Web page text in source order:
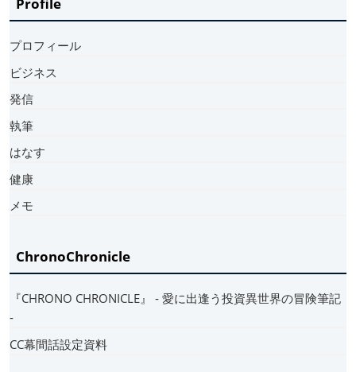
プロフィール
ビジネス
発信
執筆
はなす
健康
メモ
ChronoChronicle
『CHRONO CHRONICLE』 ‐ 愛に出逢う投資異世界の冒険筆記
‐
CC幕間話設定資料